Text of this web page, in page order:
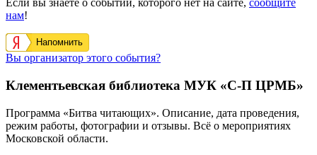
Если вы знаете о событии, которого нет на сайте, сообщите
нам!
Напомнить
Вы организатор этого события?
Клементьевская библиотека МУК «С-П ЦРМБ»
Программа «Битва читающих». Описание, дата проведения,
режим работы, фотографии и отзывы. Всё о мероприятиях
Московской области.